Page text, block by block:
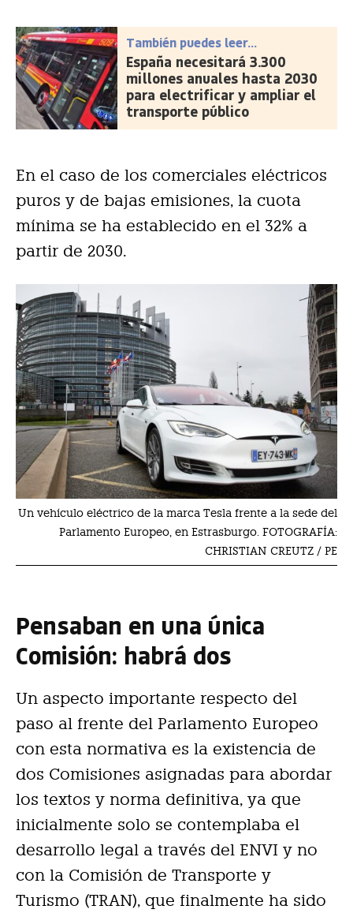
También puedes leer...
España necesitará 3.300
millones anuales hasta 2030
para electrificar y ampliar el
transporte público
En el caso de los comerciales eléctricos
puros y de bajas emisiones, la cuota
mínima se ha establecido en el 32% a
partir de 2030.
Un vehículo eléctrico de la marca Tesla frente a la sede del
Parlamento Europeo, en Estrasburgo. FOTOGRAFÍA:
CHRISTIAN CREUTZ / PE
Pensaban en una única
Comisión: habrá dos
Un aspecto importante respecto del
paso al frente del Parlamento Europeo
con esta normativa es la existencia de
dos Comisiones asignadas para abordar
los textos y norma definitiva, ya que
inicialmente solo se contemplaba el
desarrollo legal a través del ENVI y no
con la Comisión de Transporte y
Turismo (TRAN), que finalmente ha sido